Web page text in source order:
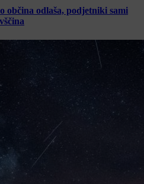
odlaša, podjetniki sami